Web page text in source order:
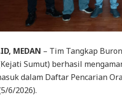
MEDAN – Tim Tangkap
Sumut) berhasil
dalam Daftar Pencarian
6/2026).